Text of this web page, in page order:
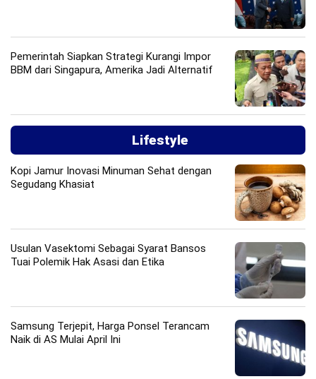
Pemerintah Siapkan Strategi Kurangi Impor
BBM dari Singapura, Amerika Jadi Alternatif
Lifestyle
Kopi Jamur Inovasi Minuman Sehat dengan
Segudang Khasiat
Usulan Vasektomi Sebagai Syarat Bansos
Tuai Polemik Hak Asasi dan Etika
Samsung Terjepit, Harga Ponsel Terancam
Naik di AS Mulai April Ini